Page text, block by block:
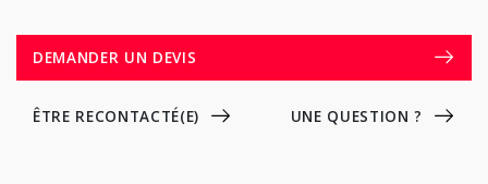
DEMANDER UN DEVIS
ÊTRE RECONTACTÉ(E) UNE QUESTION ?